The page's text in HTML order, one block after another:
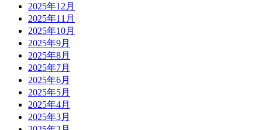
2025年12月
2025年11月
2025年10月
2025年9月
2025年8月
2025年7月
2025年6月
2025年5月
2025年4月
2025年3月